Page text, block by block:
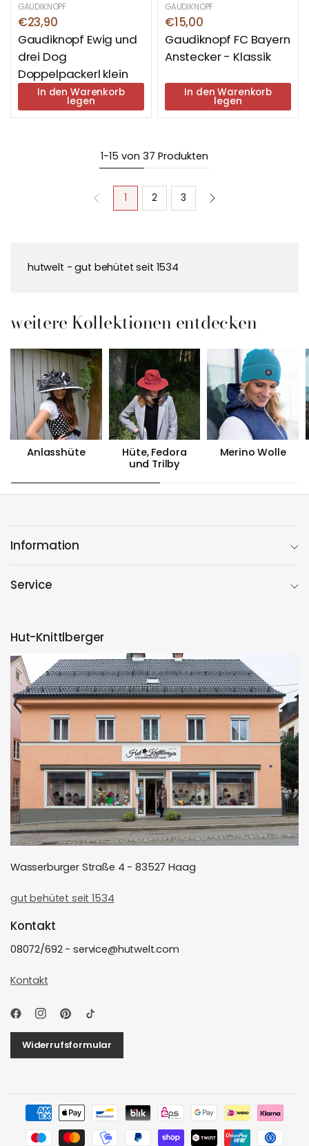
GAUDIKNOPF
€23,90
Gaudiknopf Ewig und
drei Dog
Doppelpackerl klein
In den Warenkorb
legen
GAUDIKNOPF
€15,00
Gaudiknopf FC Bayern
Anstecker - Klassik
In den Warenkorb
legen
1-15 von 37 Produkten
1 2 3
hutwelt - gut behütet seit 1534
weitere Kollektionen entdecken
Anlasshüte
Hüte, Fedora
und Trilby
Merino Wolle
Information
Service
Hut-Knittlberger
Wasserburger Straße 4 - 83527 Haag
gut behütet seit 1534
Kontakt
08072/692 - service@hutwelt.com
Kontakt
Widerrufsformular